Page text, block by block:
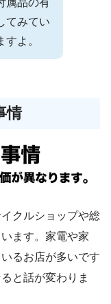
てみてい
よ。
情
クルショップや総
ます。家電や家
るお店が多いです
と話が変わりま